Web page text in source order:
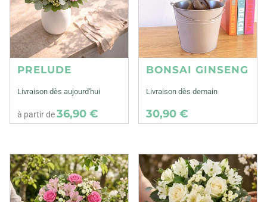
PRELUDE
Livraison dès aujourd'hui
à partir de36,90 €
BONSAI GINSENG
Livraison dès demain
30,90 €